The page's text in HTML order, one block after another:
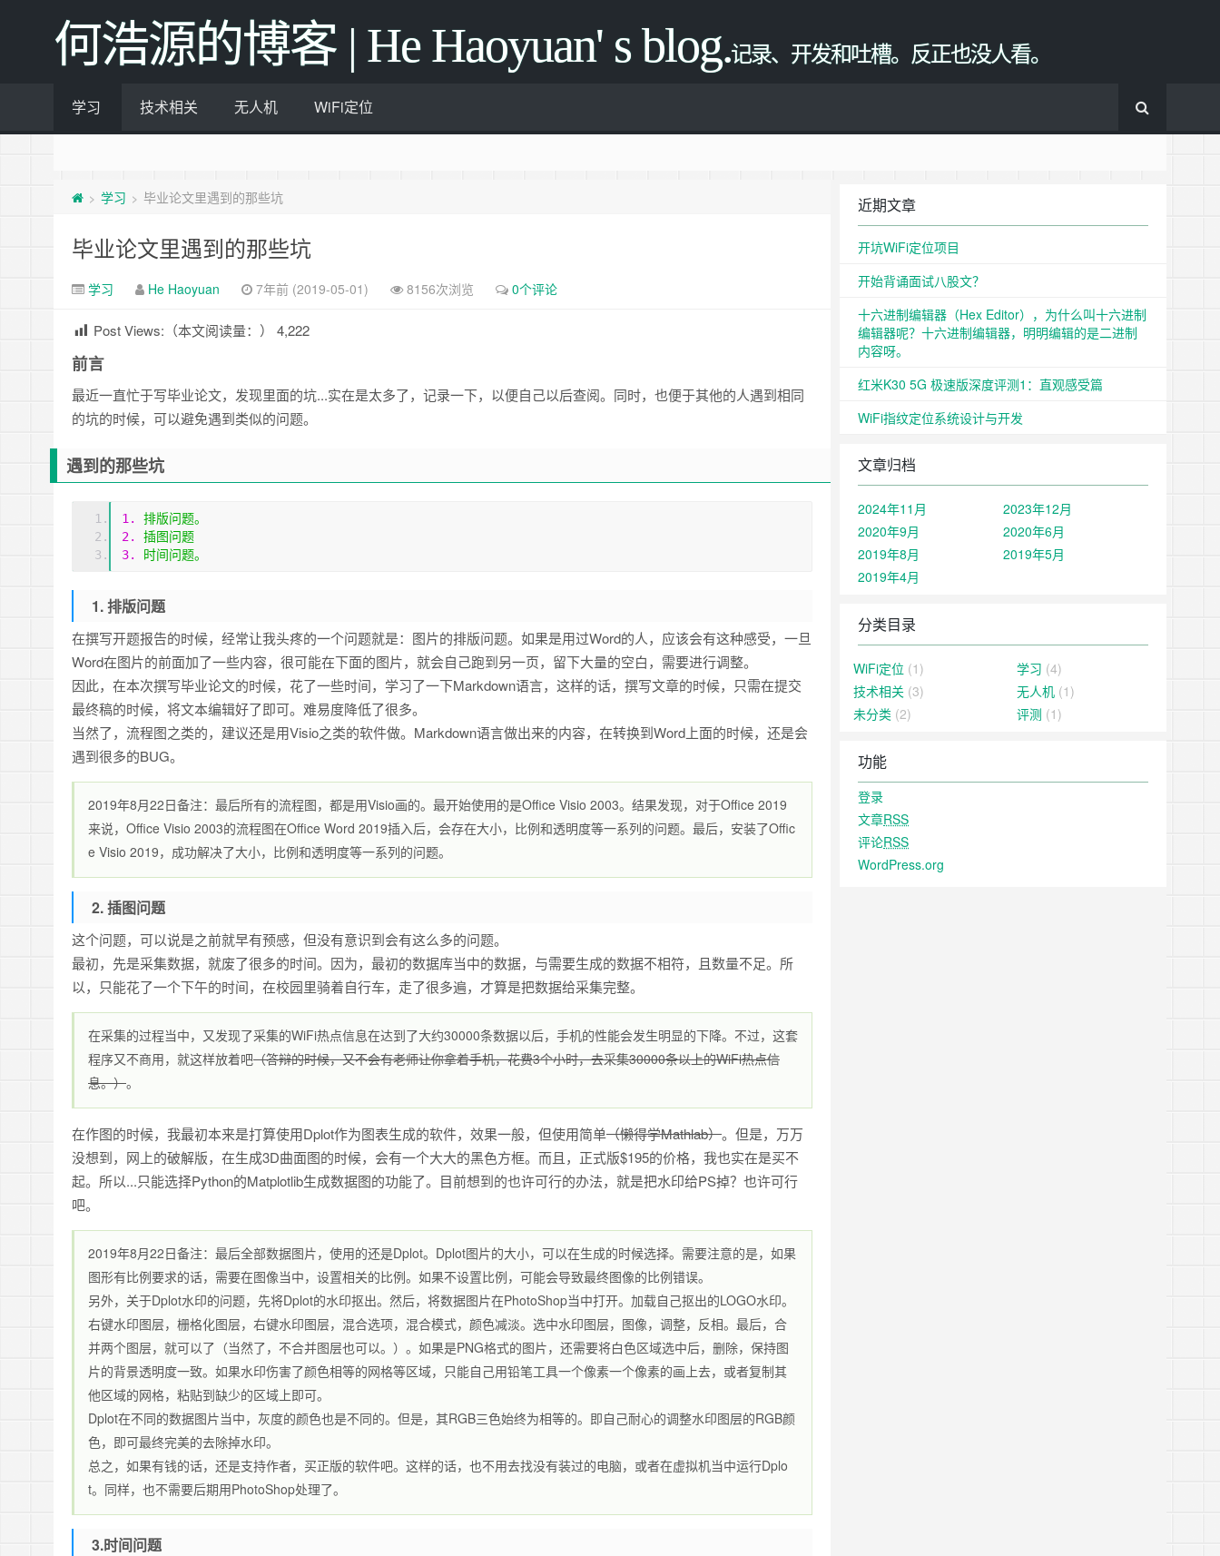
何浩源的博客 | He Haoyuan' s blog.记录、开发和吐槽。反正也没人看。
学习 技术相关 无人机 WiFi定位
> 学习 > 毕业论文里遇到的那些坑
毕业论文里遇到的那些坑
学习 He Haoyuan 7年前 (2019-05-01) 8156次浏览 0个评论
Post Views:（本文阅读量：） 4,222
前言
最近一直忙于写毕业论文，发现里面的坑...实在是太多了，记录一下，以便自己以后查阅。同时，也便于其他的人遇到相同
的坑的时候，可以避免遇到类似的问题。
遇到的那些坑
1.
排版问题。
2.
插图问题
3.
时间问题。
1. 排版问题
在撰写开题报告的时候，经常让我头疼的一个问题就是：图片的排版问题。如果是用过Word的人，应该会有这种感受，一旦
Word在图片的前面加了一些内容，很可能在下面的图片，就会自己跑到另一页，留下大量的空白，需要进行调整。
因此，在本次撰写毕业论文的时候，花了一些时间，学习了一下Markdown语言，这样的话，撰写文章的时候，只需在提交
最终稿的时候，将文本编辑好了即可。难易度降低了很多。
当然了，流程图之类的，建议还是用Visio之类的软件做。Markdown语言做出来的内容，在转换到Word上面的时候，还是会
遇到很多的BUG。
2019年8月22日备注：最后所有的流程图，都是用Visio画的。最开始使用的是Office Visio 2003。结果发现，对于Office 2019
来说，Office Visio 2003的流程图在Office Word 2019插入后，会存在大小，比例和透明度等一系列的问题。最后，安装了Offic
e Visio 2019，成功解决了大小，比例和透明度等一系列的问题。
2. 插图问题
这个问题，可以说是之前就早有预感，但没有意识到会有这么多的问题。
最初，先是采集数据，就废了很多的时间。因为，最初的数据库当中的数据，与需要生成的数据不相符，且数量不足。所
以，只能花了一个下午的时间，在校园里骑着自行车，走了很多遍，才算是把数据给采集完整。
在采集的过程当中，又发现了采集的WiFi热点信息在达到了大约30000条数据以后，手机的性能会发生明显的下降。不过，这套
程序又不商用，就这样放着吧（答辩的时候，又不会有老师让你拿着手机，花费3个小时，去采集30000条以上的WiFi热点信
息。）。
在作图的时候，我最初本来是打算使用Dplot作为图表生成的软件，效果一般，但使用简单（懒得学Mathlab）。但是，万万
没想到，网上的破解版，在生成3D曲面图的时候，会有一个大大的黑色方框。而且，正式版$195的价格，我也实在是买不
起。所以...只能选择Python的Matplotlib生成数据图的功能了。目前想到的也许可行的办法，就是把水印给PS掉？也许可行
吧。
2019年8月22日备注：最后全部数据图片，使用的还是Dplot。Dplot图片的大小，可以在生成的时候选择。需要注意的是，如果
图形有比例要求的话，需要在图像当中，设置相关的比例。如果不设置比例，可能会导致最终图像的比例错误。
另外，关于Dplot水印的问题，先将Dplot的水印抠出。然后，将数据图片在PhotoShop当中打开。加载自己抠出的LOGO水印。
右键水印图层，栅格化图层，右键水印图层，混合选项，混合模式，颜色减淡。选中水印图层，图像，调整，反相。最后，合
并两个图层，就可以了（当然了，不合并图层也可以。）。如果是PNG格式的图片，还需要将白色区域选中后，删除，保持图
片的背景透明度一致。如果水印伤害了颜色相等的网格等区域，只能自己用铅笔工具一个像素一个像素的画上去，或者复制其
他区域的网格，粘贴到缺少的区域上即可。
Dplot在不同的数据图片当中，灰度的颜色也是不同的。但是，其RGB三色始终为相等的。即自己耐心的调整水印图层的RGB颜
色，即可最终完美的去除掉水印。
总之，如果有钱的话，还是支持作者，买正版的软件吧。这样的话，也不用去找没有装过的电脑，或者在虚拟机当中运行Dplo
t。同样，也不需要后期用PhotoShop处理了。
3.时间问题
近期文章
开坑WiFi定位项目
开始背诵面试八股文？
十六进制编辑器（Hex Editor），为什么叫十六进制
编辑器呢？十六进制编辑器，明明编辑的是二进制
内容呀。
红米K30 5G 极速版深度评测1：直观感受篇
WiFi指纹定位系统设计与开发
文章归档
2024年11月
2023年12月
2020年9月
2020年6月
2019年8月
2019年5月
2019年4月
分类目录
WiFi定位 (1) 学习 (4)
技术相关 (3) 无人机 (1)
未分类 (2) 评测 (1)
功能
登录
文章RSS
评论RSS
WordPress.org